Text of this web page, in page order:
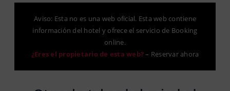
Aviso: Esta no es una web oficial. Esta web contiene
información del hotel y ofrece el servicio de Booking
online.
¿Eres el propietario de esta web?– Reservar ahora